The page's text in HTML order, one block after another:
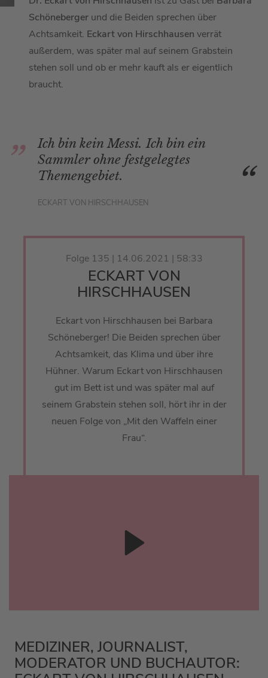
Schöneberger und die Beiden sprechen über
Achtsamkeit. Eckart von Hirschhausen verrät
außerdem, was später mal auf seinem Grabstein
stehen soll und ob er mehr kauft als er eigentlich
braucht.
Ich bin kein Messi. Ich bin ein
Sammler ohne festgelegtes
Themengebiet.
ECKART VON HIRSCHHAUSEN
Folge 135 | 14.06.2021 | 58:33
ECKART VON
HIRSCHHAUSEN
Eckart von Hirschhausen bei Barbara
Schöneberger! Die Beiden sprechen über
Achtsamkeit, das Klima und über ihre
Hühner. Warum Eckart von Hirschhausen
gut im Bett ist und was später mal auf
seinem Grabstein stehen soll, hört ihr in der
neuen Folge von „Mit den Waffeln einer
Frau“.
MEDIZINER, JOURNALIST,
MODERATOR UND BUCHAUTOR: